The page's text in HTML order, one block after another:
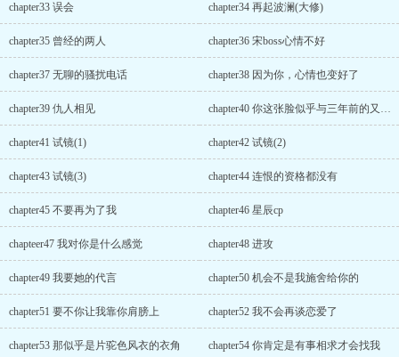
chapter33 误会 chapter34 再起波澜(大修)
chapter35 曾经的两人 chapter36 宋boss心情不好
chapter37 无聊的骚扰电话 chapter38 因为你，心情也变好了
chapter39 仇人相见 chapter40 你这张脸似乎与三年前的又不一样了
chapter41 试镜(1) chapter42 试镜(2)
chapter43 试镜(3) chapter44 连恨的资格都没有
chapter45 不要再为了我 chapter46 星辰cp
chapteer47 我对你是什么感觉 chapter48 进攻
chapter49 我要她的代言 chapter50 机会不是我施舍给你的
chapter51 要不你让我靠你肩膀上 chapter52 我不会再谈恋爱了
chapter53 那似乎是片驼色风衣的衣角 chapter54 你肯定是有事相求才会找我